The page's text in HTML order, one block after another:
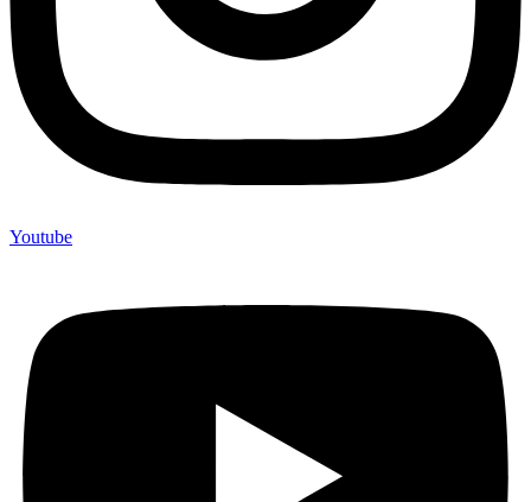
Youtube